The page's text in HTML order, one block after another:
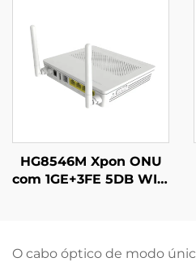
HG8546M Xpon ONU
com 1GE+3FE 5DB WIFI
O cabo óptico de modo